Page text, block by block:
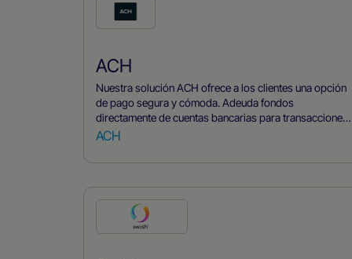
ACH
Nuestra solución ACH ofrece a los clientes una opción
de pago segura y cómoda. Adeuda fondos
directamente de cuentas bancarias para transacciones
únicas o recurrentes. Ahorra tiempo y dinero con el
fiable y asequible a las tarjetas de crédito.
ACH